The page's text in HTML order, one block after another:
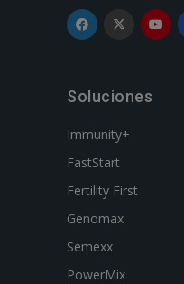
Soluciones
Immunity+
FastStart
Fertility First
Genomax
Semexx
PowerMix